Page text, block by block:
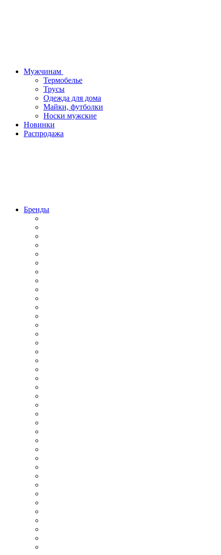
Мужчинам
Термобелье
Трусы
Одежда для дома
Майки, футболки
Носки мужские
Новинки
Распродажа
Бренды